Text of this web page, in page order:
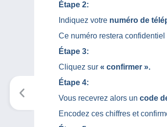
Étape 2:
Indiquez votre numéro de
Ce numéro restera
Étape 3:
Cliquez sur « confirmer ».
Étape 4:
Vous recevrez alors un code
Encodez ces chiffres et